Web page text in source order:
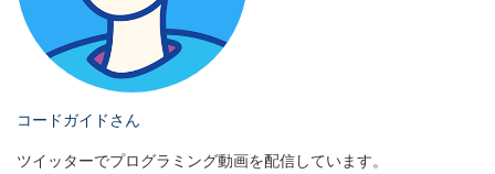
コードガイドさん
ツイッターでプログラミング動画を配信しています。